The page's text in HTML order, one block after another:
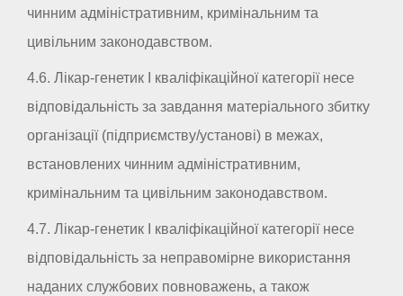
чинним адміністративним, кримінальним та
цивільним законодавством.
4.6. Лікар-генетик I кваліфікаційної категорії несе
відповідальність за завдання матеріального збитку
організації (підприємству/установі) в межах,
встановлених чинним адміністративним,
кримінальним та цивільним законодавством.
4.7. Лікар-генетик I кваліфікаційної категорії несе
відповідальність за неправомірне використання
наданих службових повноважень, а також